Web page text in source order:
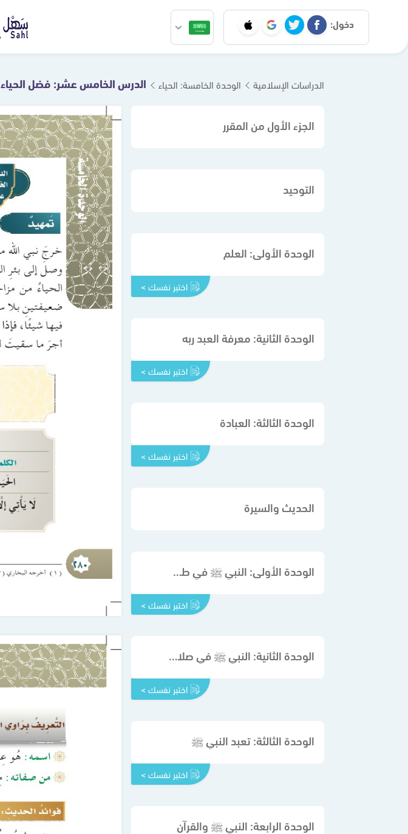
دخول:
الدراسات الإسلامية الوحدة الخامسة: الحياء الدرس الخامس عشر: فضل الحياء
الجزء الأول من المقرر
التوحيد
الوحدة الأولى: العلم
اختبر نفسك >
الوحدة الثانية: معرفة العبد ربه
اختبر نفسك >
الوحدة الثالثة: العبادة
اختبر نفسك >
الحديث والسيرة
الوحدة الأولى: النبي ﷺ في طهارته
اختبر نفسك >
الوحدة الثانية: النبي ﷺ في صلاته وزكاته وصيامه وحجه
اختبر نفسك >
الوحدة الثالثة: تعبد النبي ﷺ
اختبر نفسك >
الوحدة الرابعة: النبي ﷺ والقرآن